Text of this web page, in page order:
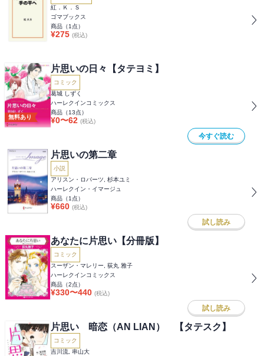
紅．Ｋ．Ｓ
ゴマブックス
商品（1 点）
¥275 (税込)
無料あり
片思いの日々【タテヨミ】
コミック
葛城 しずく
ハーレクインコミックス
商品（13点）
¥0〜62 (税込)
今すぐ読む
片思いの第二章
小説
アリスン・ロバーツ, 杉本ユミ
ハーレクイン・イマージュ
商品（1 点）
¥660 (税込)
試し読み
あなたに片思い【分冊版】
コミック
スーザン・マレリー, 荻丸 雅子
ハーレクインコミックス
商品（2点）
¥330〜440 (税込)
試し読み
片思い 暗恋（AN LIAN） 【タテスク】
コミック
吉川流, 串山大